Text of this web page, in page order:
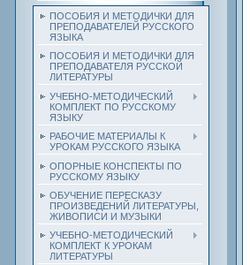
ПОСОБИЯ И МЕТОДИЧКИ ДЛЯ
ПРЕПОДАВАТЕЛЕЙ РУССКОГО
ЯЗЫКА
ПОСОБИЯ И МЕТОДИЧКИ ДЛЯ
ПРЕПОДАВАТЕЛЯ РУССКОЙ
ЛИТЕРАТУРЫ
УЧЕБНО-МЕТОДИЧЕСКИЙ
КОМПЛЕКТ ПО РУССКОМУ
ЯЗЫКУ
РАБОЧИЕ МАТЕРИАЛЫ К
УРОКАМ РУССКОГО ЯЗЫКА
ОПОРНЫЕ КОНСПЕКТЫ ПО
РУССКОМУ ЯЗЫКУ
ОБУЧЕНИЕ ПЕРЕСКАЗУ
ПРОИЗВЕДЕНИЙ ЛИТЕРАТУРЫ,
ЖИВОПИСИ И МУЗЫКИ
УЧЕБНО-МЕТОДИЧЕСКИЙ
КОМПЛЕКТ К УРОКАМ
ЛИТЕРАТУРЫ